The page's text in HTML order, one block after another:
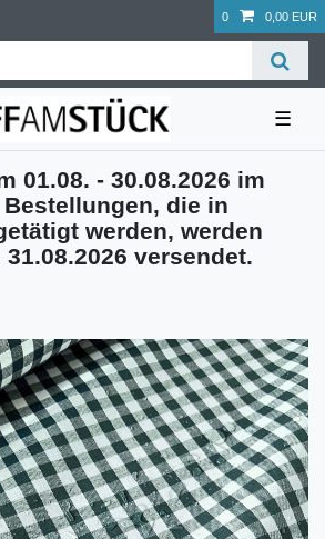
0 0,00 EUR
☰
01.08. - 30.08.2026 im
die in
werden, werden
versendet.